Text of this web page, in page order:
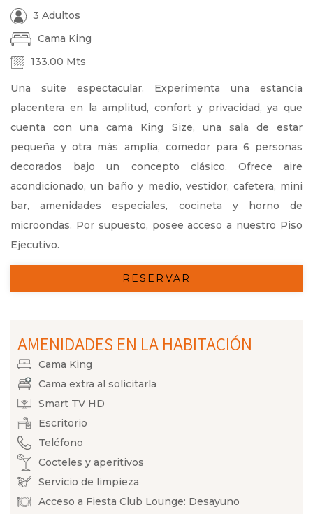
3 Adultos
Cama King
133.00 Mts
Una suite espectacular. Experimenta una estancia
placentera en la amplitud, confort y privacidad, ya que
cuenta con una cama King Size, una sala de estar
pequeña y otra más amplia, comedor para 6 personas
decorados bajo un concepto clásico. Ofrece aire
acondicionado, un baño y medio, vestidor, cafetera, mini
bar, amenidades especiales, cocineta y horno de
microondas. Por supuesto, posee acceso a nuestro Piso
Ejecutivo.
RESERVAR
AMENIDADES EN LA HABITACIÓN
Cama King
Cama extra al solicitarla
Smart TV HD
Escritorio
Teléfono
Cocteles y aperitivos
Servicio de limpieza
Acceso a Fiesta Club Lounge: Desayuno